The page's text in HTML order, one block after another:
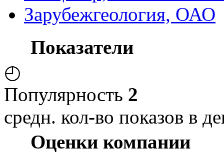
Зарубежгеология, ОАО
Показатели
◴
Популярность 2
средн. кол-во показов в
Оценки компании